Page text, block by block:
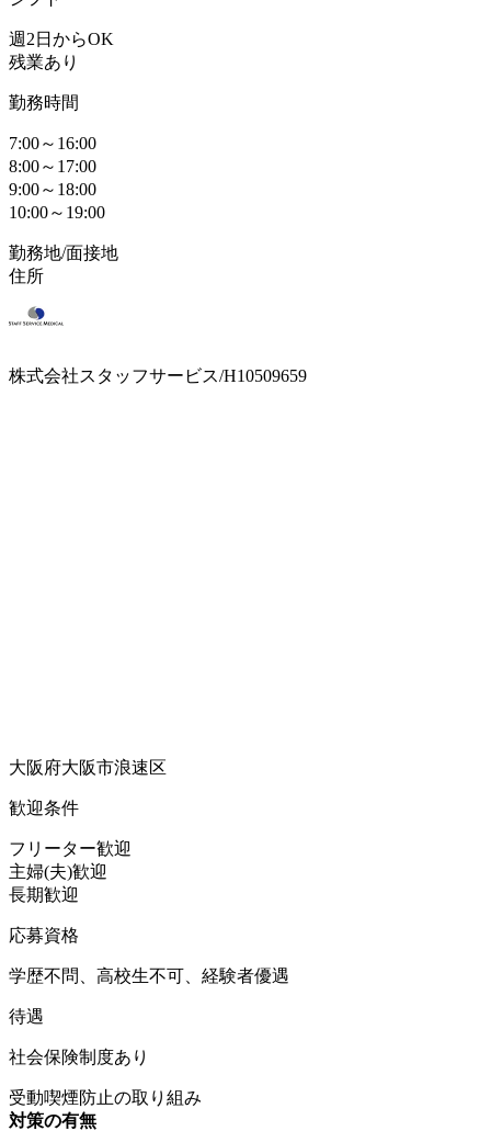
週2日からOK
残業あり
勤務時間
7:00～16:00
8:00～17:00
9:00～18:00
10:00～19:00
勤務地/面接地
住所
株式会社スタッフサービス/H10509659
大阪府大阪市浪速区
歓迎条件
フリーター歓迎
主婦(夫)歓迎
長期歓迎
応募資格
学歴不問、高校生不可、経験者優遇
待遇
社会保険制度あり
受動喫煙防止の取り組み
対策の有無